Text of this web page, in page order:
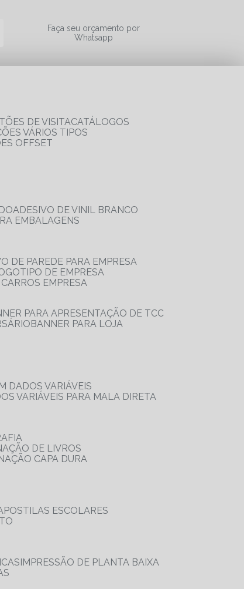
Faça seu orçamento por
Whatsapp
DE VISITA
CATÁLOGOS
VÁRIOS TIPOS
OFFSET
ADESIVO DE VINIL BRANCO
EMBALAGENS
DE PAREDE PARA EMPRESA
DE EMPRESA
CARROS EMPRESA
PARA APRESENTAÇÃO DE TCC
BANNER PARA LOJA
DADOS VARIÁVEIS
VARIÁVEIS PARA MALA DIRETA
DE LIVROS
CAPA DURA
ESCOLARES
IMPRESSÃO DE PLANTA BAIXA